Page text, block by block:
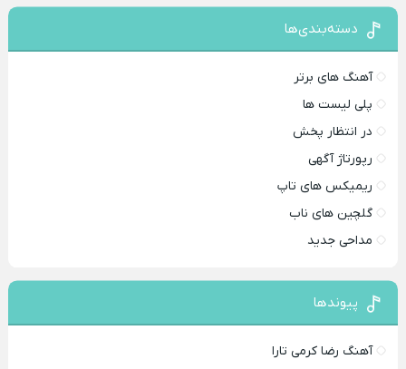
دسته‌بندی‌ها
آهنگ های برتر
پلی لیست ها
در انتظار پخش
رپورتاژ آگهی
ریمیکس های تاپ
گلچین های ناب
مداحی جدید
پیوندها
آهنگ رضا کرمی تارا